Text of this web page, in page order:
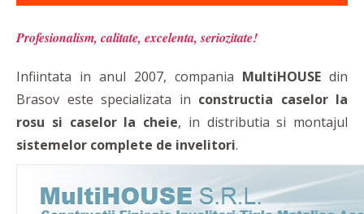
Profesionalism, calitate, excelenta, seriozitate!
Infiintata in anul 2007, compania MultiHOUSE din
Brasov este specializata in constructia caselor la
rosu si caselor la cheie, in distributia si montajul
sistemelor complete de invelitori.